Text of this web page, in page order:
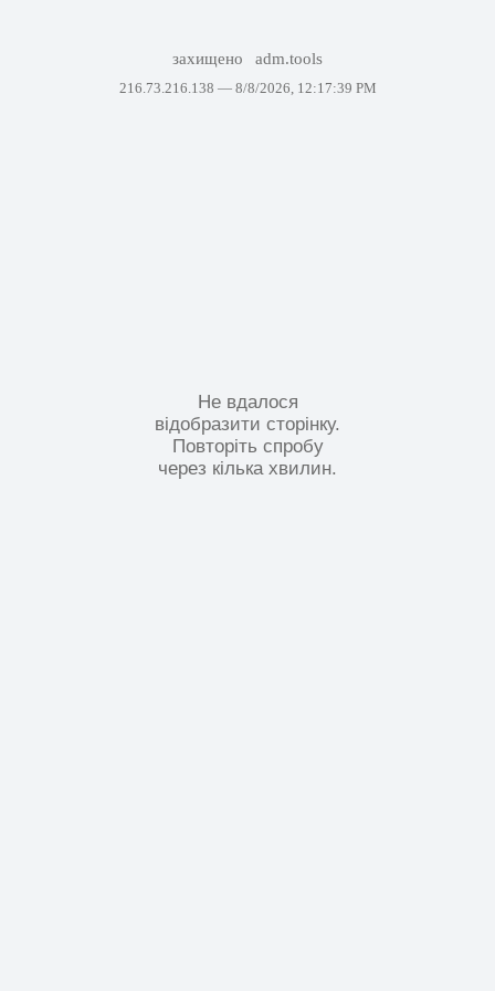
захищено adm.tools
216.73.216.138 — 8/8/2026, 12:17:39 PM
Не вдалося
відобразити сторінку.
Повторіть спробу
через кілька хвилин.